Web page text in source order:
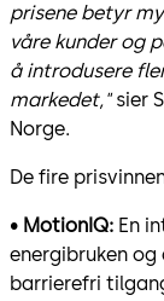
prisene betyr
våre kunder og
å introdusere
markedet,"sier
Norge.
De fire
• MotionIQ: En
energibruken
barrierefri